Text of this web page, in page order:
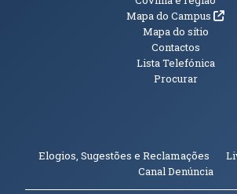
Mapa do Campus
Mapa do sítio
Contactos
Lista Telefónica
Procurar
Elogios, Sugestões e Reclamações
Canal Denúncia